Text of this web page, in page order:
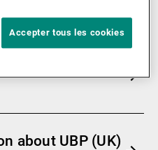
Privée (UK)
about UBP (UK)
Accepter tous les cookies